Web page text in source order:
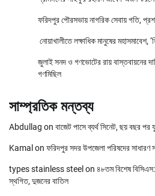
ফরিদপুর পৌরসভায় নাগরিক সেবায় গতি,
নোয়াখালীতে লক্ষাধিক মানুষের মহাসমাবেশ,
জুলাই সনদ ও গণভোটের রায় বাস্তবায়নের
গণমিছিল
সাম্প্রতিক মন্তব্য
Abdullag on বাজেট পাসে ব্যর্থ সিনেট, ছয় বছর পর
Kamal on ফরিদপুর সদর উপজেলা পরিষদের সাধারণ
types stainless steel on ৪৮তম বিশেষ
স্থগিত, দুজনের বাতিল